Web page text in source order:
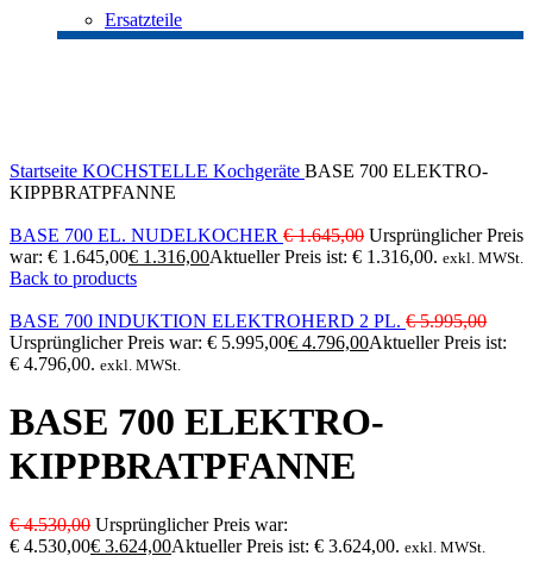
Ersatzteile
Startseite KOCHSTELLE Kochgeräte BASE 700 ELEKTRO-
KIPPBRATPFANNE
BASE 700 EL. NUDELKOCHER €1.645,00 Ursprünglicher Preis
war: € 1.645,00€ 1.316,00Aktueller Preis ist: € 1.316,00. exkl. MWSt.
Back to products
BASE 700 INDUKTION ELEKTROHERD 2 PL. €5.995,00
Ursprünglicher Preis war: € 5.995,00€ 4.796,00Aktueller Preis ist:
€ 4.796,00. exkl. MWSt.
BASE 700 ELEKTRO-
KIPPBRATPFANNE
€4.530,00 Ursprünglicher Preis war:
€ 4.530,00€ 3.624,00Aktueller Preis ist: € 3.624,00. exkl. MWSt.